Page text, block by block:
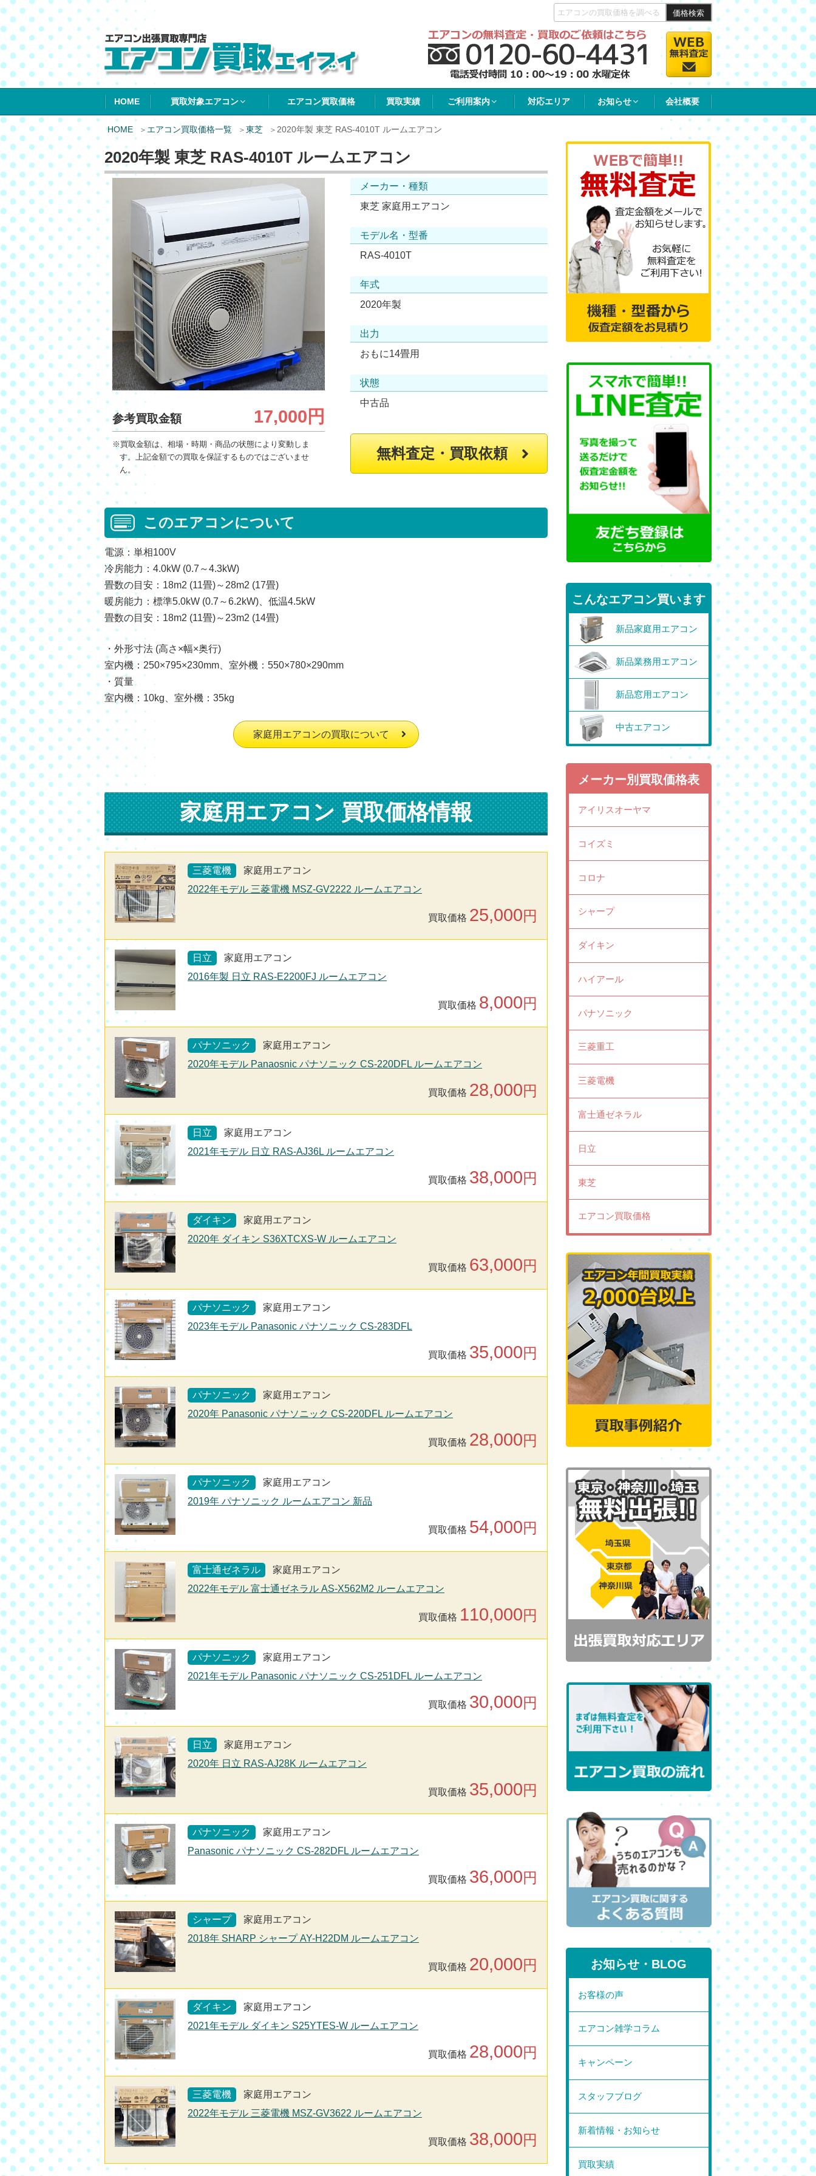
価格検索
エアコン買取エイブイ
HOME 買取対象エアコン エアコン買取価格 買取実績 ご利用案内 対応エリア お知らせ 会社概要
HOME エアコン買取価格一覧 東芝 2020年製 東芝 RAS-4010T ルームエアコン
2020年製 東芝 RAS-4010T ルームエアコン
参考買取金額 17,000円
※買取金額は、相場・時期・商品の状態により変動しま
す。上記金額での買取を保証するものではございませ
ん。
メーカー・種類
東芝 家庭用エアコン
モデル名・型番
RAS-4010T
年式
2020年製
出力
おもに14畳用
状態
中古品
無料査定・買取依頼
このエアコンについて
電源：単相100V
冷房能力：4.0kW (0.7～4.3kW)
畳数の目安：18m2 (11畳)～28m2 (17畳)
暖房能力：標準5.0kW (0.7～6.2kW)、低温4.5kW
畳数の目安：18m2 (11畳)～23m2 (14畳)
・外形寸法 (高さ×幅×奥行)
室内機：250×795×230mm、室外機：550×780×290mm
・質量
室内機：10kg、室外機：35kg
家庭用エアコンの買取について
家庭用エアコン 買取価格情報
三菱電機
家庭用エアコン
2022年モデル 三菱電機 MSZ-GV2222 ルームエアコン
買取価格 25,000円
日立
家庭用エアコン
2016年製 日立 RAS-E2200FJ ルームエアコン
買取価格 8,000円
パナソニック
家庭用エアコン
2020年モデル Panaosnic パナソニック CS-220DFL ルームエアコン
買取価格 28,000円
日立
家庭用エアコン
2021年モデル 日立 RAS-AJ36L ルームエアコン
買取価格 38,000円
ダイキン
家庭用エアコン
2020年 ダイキン S36XTCXS-W ルームエアコン
買取価格 63,000円
パナソニック
家庭用エアコン
2023年モデル Panasonic パナソニック CS-283DFL
買取価格 35,000円
パナソニック
家庭用エアコン
2020年 Panasonic パナソニック CS-220DFL ルームエアコン
買取価格 28,000円
パナソニック
家庭用エアコン
2019年 パナソニック ルームエアコン 新品
買取価格 54,000円
富士通ゼネラル
家庭用エアコン
2022年モデル 富士通ゼネラル AS-X562M2 ルームエアコン
買取価格 110,000円
パナソニック
家庭用エアコン
2021年モデル Panasonic パナソニック CS-251DFL ルームエアコン
買取価格 30,000円
日立
家庭用エアコン
2020年 日立 RAS-AJ28K ルームエアコン
買取価格 35,000円
パナソニック
家庭用エアコン
Panasonic パナソニック CS-282DFL ルームエアコン
買取価格 36,000円
シャープ
家庭用エアコン
2018年 SHARP シャープ AY-H22DM ルームエアコン
買取価格 20,000円
ダイキン
家庭用エアコン
2021年モデル ダイキン S25YTES-W ルームエアコン
買取価格 28,000円
三菱電機
家庭用エアコン
2022年モデル 三菱電機 MSZ-GV3622 ルームエアコン
買取価格 38,000円
こんなエアコン買います
新品家庭用エアコン
新品業務用エアコン
新品窓用エアコン
中古エアコン
メーカー別買取価格表
アイリスオーヤマ
コイズミ
コロナ
シャープ
ダイキン
ハイアール
パナソニック
三菱重工
三菱電機
富士通ゼネラル
日立
東芝
エアコン買取価格
お知らせ・BLOG
お客様の声
エアコン雑学コラム
キャンペーン
スタッフブログ
新着情報・お知らせ
買取実績